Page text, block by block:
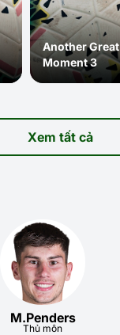
Xem tất cả
Another Great
Moment 3
M.Penders
Thủ môn